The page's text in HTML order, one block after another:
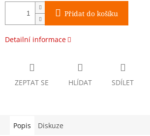
Přidat do košíku
Detailní informace
ZEPTAT SE HLÍDAT SDÍLET
Popis Diskuze